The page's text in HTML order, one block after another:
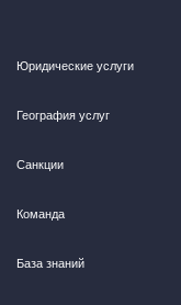
Юридические услуги
География услуг
Санкции
Команда
База знаний